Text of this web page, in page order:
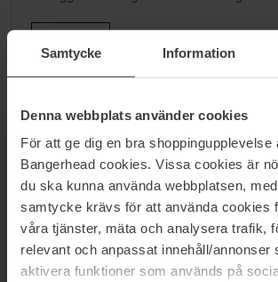
Samtycke Information
Denna webbplats använder cookies
För att ge dig en bra shoppingupplevelse
Bangerhead cookies. Vissa cookies är
du ska kunna använda webbplatsen,
samtycke krävs för att använda cookies
våra tjänster, mäta och analysera trafik,
relevant och anpassat innehåll/annonser
aktivera funktioner som används på
NYHEDSBREV
VÆR DEN FØRSTE TIL AT VIDE